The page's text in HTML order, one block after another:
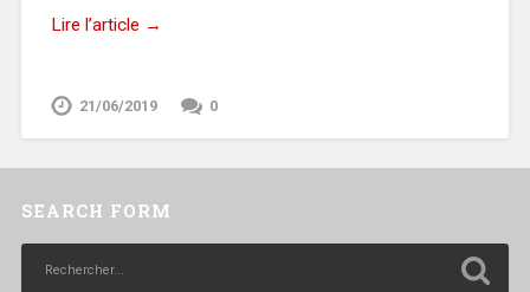
Lire l’article →
21/06/2019 0
SEARCH FORM